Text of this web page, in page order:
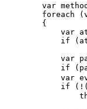
var
foreach
        {
var
if
var
if
var
if